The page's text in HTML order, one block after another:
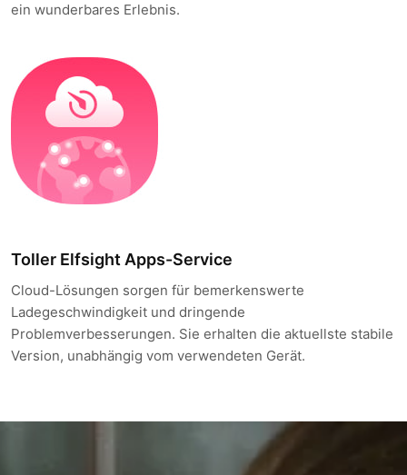
ein wunderbares Erlebnis.
Toller Elfsight Apps-Service
Cloud-Lösungen sorgen für bemerkenswerte
Ladegeschwindigkeit und dringende
Problemverbesserungen. Sie erhalten die aktuellste stabile
Version, unabhängig vom verwendeten Gerät.